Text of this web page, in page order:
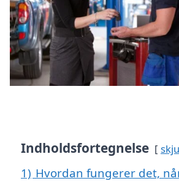
Indholdsfortegnelse
1) Hvordan fungerer det,